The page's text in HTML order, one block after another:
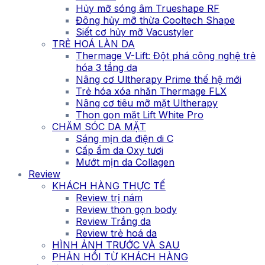
Hủy mỡ sóng âm Trueshape RF
Đông hủy mỡ thừa Cooltech Shape
Siết cơ hủy mỡ Vacustyler
TRẺ HOÁ LÀN DA
Thermage V-Lift: Đột phá công nghệ trẻ
hóa 3 tầng da
Nâng cơ Ultherapy Prime thế hệ mới
Trẻ hóa xóa nhăn Thermage FLX
Nâng cơ tiêu mỡ mặt Ultherapy
Thon gọn mặt Lift White Pro
CHĂM SÓC DA MẶT
Sáng mịn da điện di C
Cấp ẩm da Oxy tươi
Mướt mịn da Collagen
Review
KHÁCH HÀNG THỰC TẾ
Review trị nám
Review thon gọn body
Review Trắng da
Review trẻ hoá da
HÌNH ẢNH TRƯỚC VÀ SAU
PHẢN HỒI TỪ KHÁCH HÀNG